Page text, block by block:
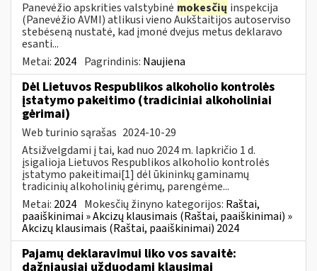
Panevėžio apskrities valstybinė mokesčių inspekcija
(Panevėžio AVMI) atlikusi vieno Aukštaitijos autoserviso
stebėseną nustatė, kad įmonė dvejus metus deklaravo
esanti...
Metai: 2024 Pagrindinis: Naujiena
Dėl Lietuvos Respublikos alkoholio kontrolės
įstatymo pakeitimo (tradiciniai alkoholiniai
gėrimai)
Web turinio sąrašas 2024-10-29
Atsižvelgdami į tai, kad nuo 2024 m. lapkričio 1 d.
įsigalioja Lietuvos Respublikos alkoholio kontrolės
įstatymo pakeitimai[1] dėl ūkininkų gaminamų
tradicinių alkoholinių gėrimų, parengėme...
Metai: 2024 Mokesčių žinyno kategorijos: Raštai,
paaiškinimai » Akcizų klausimais (Raštai, paaiškinimai) »
Akcizų klausimais (Raštai, paaiškinimai) 2024
Pajamų deklaravimui liko vos savaitė:
dažniausiai užduodami klausimai